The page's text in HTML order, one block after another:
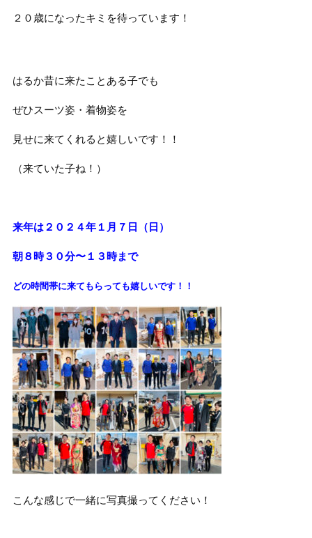
２０歳になったキミを待っています！
はるか昔に来たことある子でも
ぜひスーツ姿・着物姿を
見せに来てくれると嬉しいです！！
（来ていた子ね！）
来年は２０２４年１月７日（日）
朝８時３０分〜１３時まで
どの時間帯に来てもらっても嬉しいです！！
こんな感じで一緒に写真撮ってください！